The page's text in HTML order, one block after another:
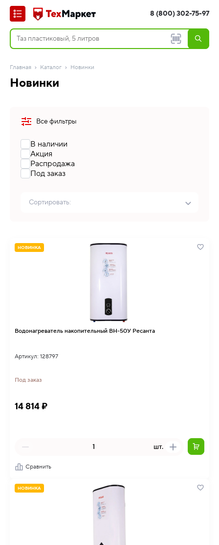
8 (800) 302-75-97
Главная Каталог Новинки
Новинки
Все фильтры
В наличии
Акция
Распродажа
Под заказ
Сортировать:
НОВИНКА
Водонагреватель накопительный ВН-50У Ресанта
Артикул: 128797
Под заказ
14 814 ₽
шт.
Сравнить
НОВИНКА